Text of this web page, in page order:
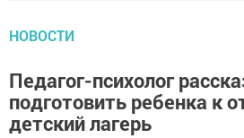
НОВОСТИ
Педагог-психолог
подготовить ребенка к
детский лагерь